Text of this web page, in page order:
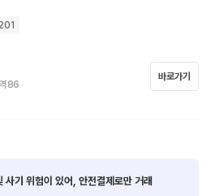
송비 무료로 보내드리고 있습니다.
주세요.
86
바로가기
사기 위험이 있어, 안전결제로만 거래